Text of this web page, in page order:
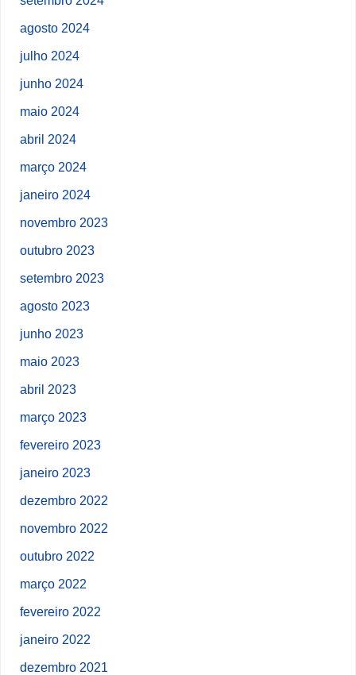
agosto 2024
julho 2024
junho 2024
maio 2024
abril 2024
março 2024
janeiro 2024
novembro 2023
outubro 2023
setembro 2023
agosto 2023
junho 2023
maio 2023
abril 2023
março 2023
fevereiro 2023
janeiro 2023
dezembro 2022
novembro 2022
outubro 2022
março 2022
fevereiro 2022
janeiro 2022
dezembro 2021